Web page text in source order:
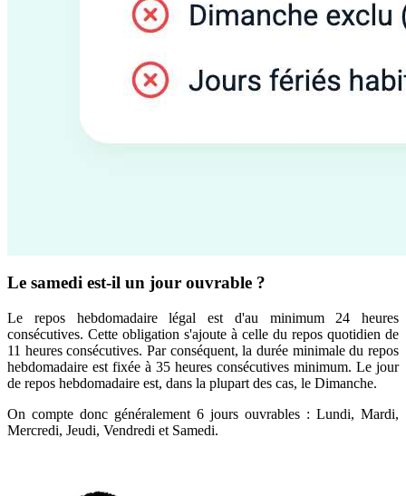
Le samedi est-il un jour ouvrable ?
Le repos hebdomadaire légal est d'au minimum 24 heures
consécutives. Cette obligation s'ajoute à celle du repos quotidien de
11 heures consécutives. Par conséquent, la durée minimale du repos
hebdomadaire est fixée à 35 heures consécutives minimum. Le jour
de repos hebdomadaire est, dans la plupart des cas, le Dimanche.
On compte donc généralement 6 jours ouvrables : Lundi, Mardi,
Mercredi, Jeudi, Vendredi et Samedi.